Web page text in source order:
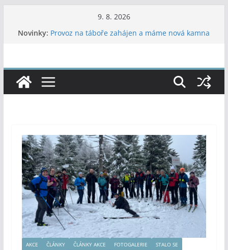
9. 8. 2026
Novinky: Provoz na táboře zahájen a máme nová kamna
AKCE ČLÁNKY ČLÁNKY AKCE FOTOGALERIE
STALO SE